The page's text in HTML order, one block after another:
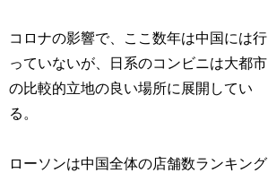
コロナの影響で、ここ数年は中国には行
っていないが、日系のコンビニは大都市
の比較的立地の良い場所に展開してい
る。
ローソンは中国全体の店舗数ランキング